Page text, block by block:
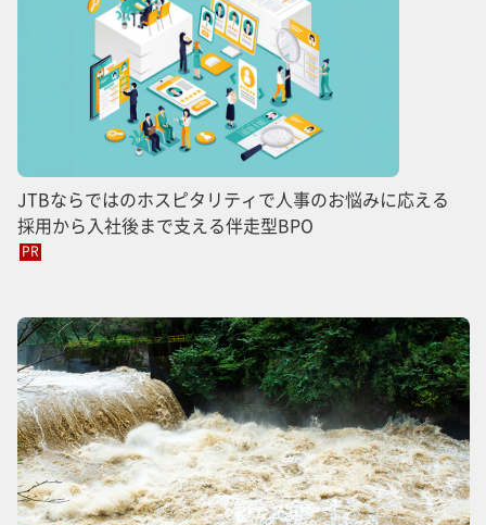
JTBならではのホスピタリティで人事のお悩みに応える
採用から入社後まで支える伴走型BPO
PR